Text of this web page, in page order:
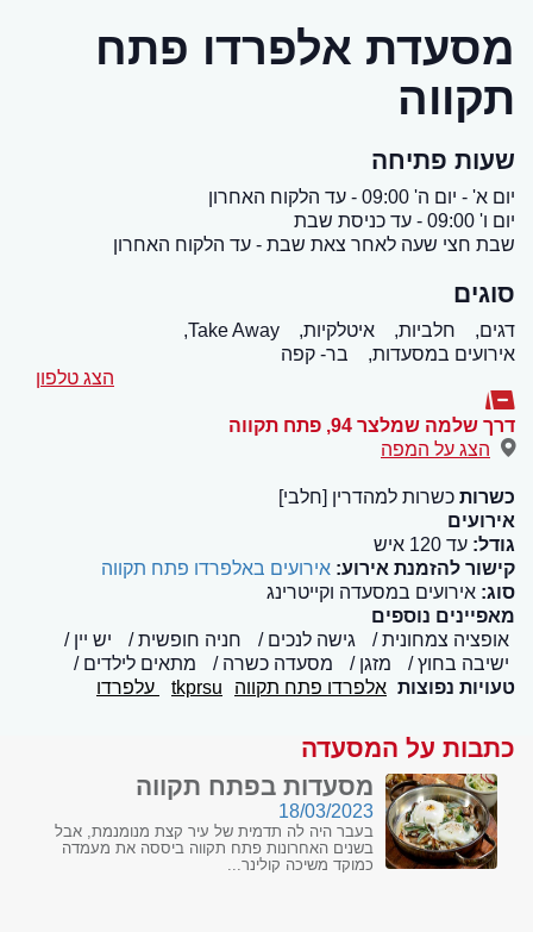
מסעדת אלפרדו פתח
תקווה
שעות פתיחה
יום א' - יום ה' 09:00 - עד הלקוח האחרון
יום ו' 09:00 - עד כניסת שבת
שבת חצי שעה לאחר צאת שבת - עד הלקוח האחרון
סוגים
דגים, חלביות, איטלקיות,
Take Away,
אירועים במסעדות,
בר- קפה
הצג טלפון
דרך שלמה שמלצר 94 , פתח תקווה
הצג על המפה
כשרות כשרות למהדרין [חלבי]
אירועים
גודל: עד 120 איש
קישור להזמנת אירוע: אירועים באלפרדו פתח תקווה
סוג: אירועים במסעדה וקייטרינג
מאפיינים נוספים
אופציה צמחונית
גישה לנכים חניה חופשית
יש יין
ישיבה בחוץ
מזגן מסעדה כשרה
מתאים לילדים
טעויות נפוצות אלפרדו פתח תקווה tkprsu עלפרדו
כתבות על המסעדה
מסעדות בפתח תקווה
18/03/2023
בעבר היה לה תדמית של עיר קצת מנומנמת, אבל
בשנים האחרונות פתח תקווה ביססה את מעמדה
כמוקד משיכה קולינר...